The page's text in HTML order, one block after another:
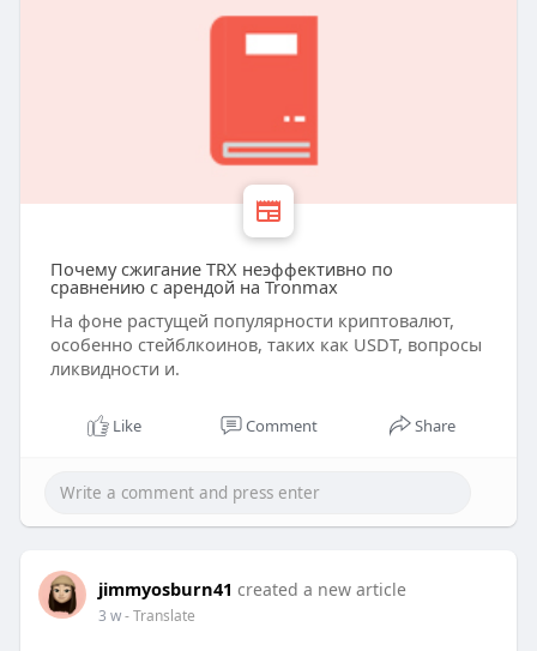
Почему сжигание TRX неэффективно по
сравнению с арендой на Tronmax
На фоне растущей популярности криптовалют,
особенно стейблкоинов, таких как USDT, вопросы
ликвидности и.
Like Comment Share
jimmyosburn41 created a new article
3 w- Translate